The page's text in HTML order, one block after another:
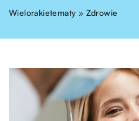
Wielorakietematy » Zdrowie